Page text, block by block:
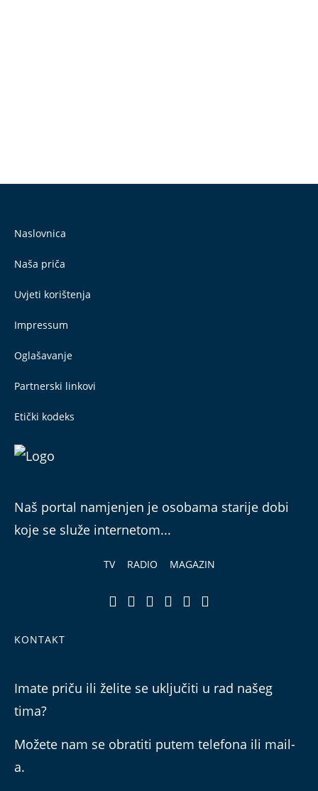
Naslovnica
Naša priča
Uvjeti korištenja
Impressum
Oglašavanje
Partnerski linkovi
Etički kodeks
Naš portal namjenjen je osobama starije dobi
koje se služe internetom...
TV RADIO MAGAZIN
KONTAKT
Imate priču ili želite se uključiti u rad našeg
tima?
Možete nam se obratiti putem telefona ili mail-
a.